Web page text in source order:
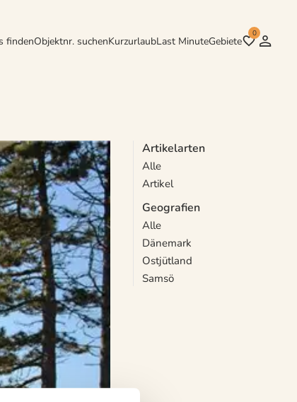
findenObjektnr. suchenKurzurlaubLast MinuteGebiete
0
große Insel in der
Kas auf der
Artikelarten
Alle
Artikel
Geografien
Alle
Dänemark
Ostjütland
Samsö